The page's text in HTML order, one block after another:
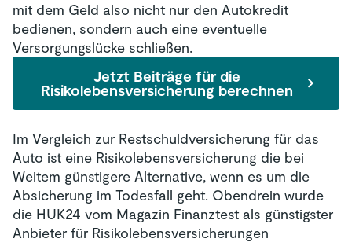
mit dem Geld also nicht nur den Autokredit
bedienen, sondern auch eine eventuelle
Versorgungslücke schließen.
Jetzt Beiträge für die
Risikolebensversicherung berechnen
Im Vergleich zur Restschuldversicherung für das
Auto ist eine Risikolebensversicherung die bei
Weitem günstigere Alternative, wenn es um die
Absicherung im Todesfall geht. Obendrein wurde
die HUK24 vom Magazin Finanztest als günstigster
Anbieter für Risikolebensversicherungen